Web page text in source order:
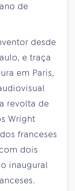
de
desde
e traça
em Paris,
revolta de
Wright
franceses
dois
inaugural